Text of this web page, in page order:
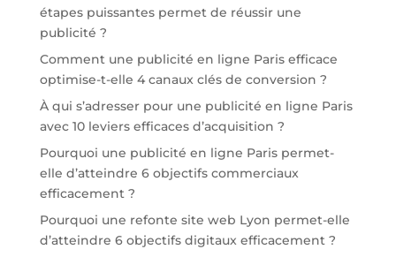
étapes puissantes permet de réussir une
publicité ?
Comment une publicité en ligne Paris efficace
optimise-t-elle 4 canaux clés de conversion ?
À qui s’adresser pour une publicité en ligne Paris
avec 10 leviers efficaces d’acquisition ?
Pourquoi une publicité en ligne Paris permet-
elle d’atteindre 6 objectifs commerciaux
efficacement ?
Pourquoi une refonte site web Lyon permet-elle
d’atteindre 6 objectifs digitaux efficacement ?